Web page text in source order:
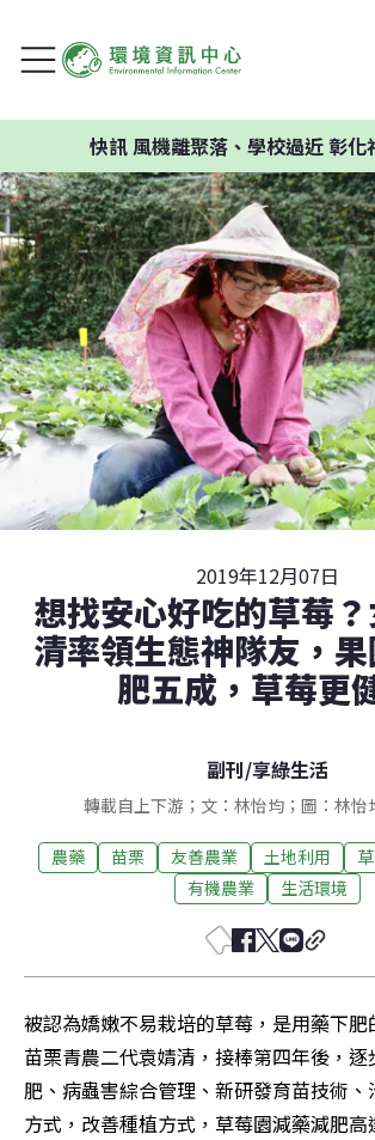
風機離聚落、學校過近 彰化福漢風電案
2019年12月07日
想找安心好吃的草莓
清率領生態神隊友，
肥五成，草莓更
副刊/享綠生活
轉載自上下游；文：林怡均；圖：林怡
農藥 苗栗 友善農業 土地利用
有機農業
生活環境
被認為嬌嫩不易栽培的草莓，是用藥下肥
苗栗青農二代袁婧清，接棒第四年後，
肥、病蟲害綜合管理、新研發育苗技術
方式，改善種植方式，草莓園減藥減肥